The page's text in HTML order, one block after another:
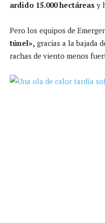
ardido 15.000 hectáreas y
Pero los equipos de
túnel», gracias a la bajada
rachas de viento menos